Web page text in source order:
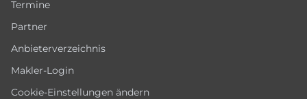
Termine
Partner
Anbieterverzeichnis
Makler-Login
Cookie-Einstellungen ändern